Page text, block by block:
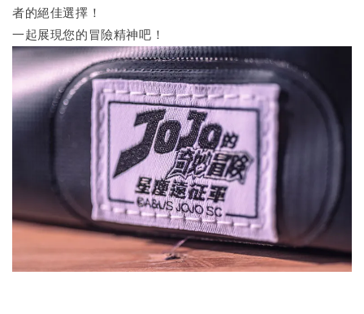
者的絕佳選擇！
一起展現您的冒險精神吧！